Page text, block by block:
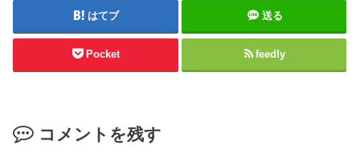
はてブ 送る
Pocket feedly
コメントを残す